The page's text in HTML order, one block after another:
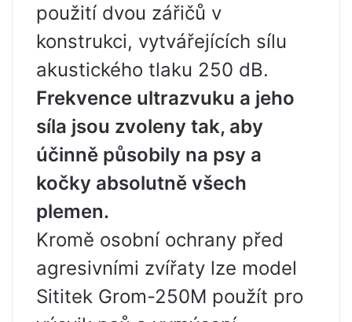
použití dvou zářičů v
konstrukci, vytvářejících sílu
akustického tlaku 250 dB.
Frekvence ultrazvuku a jeho
síla jsou zvoleny tak, aby
účinně působily na psy a
kočky absolutně všech
plemen.
Kromě osobní ochrany před
agresivními zvířaty lze model
Sititek Grom-250M použít pro